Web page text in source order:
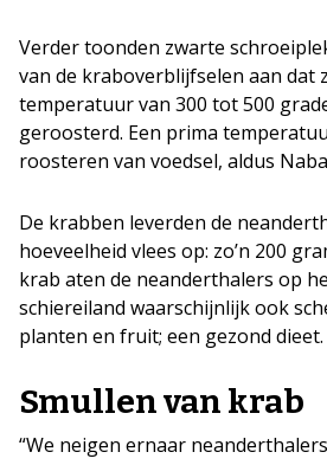
Verder toonden zwarte
van de kraboverblijfselen aan dat
temperatuur van 300 tot 500
geroosterd. Een prima
roosteren van voedsel, aldus
De krabben leverden de
hoeveelheid vlees op: zo’n 200
krab aten de neanderthalers op
schiereiland waarschijnlijk ook
planten en fruit; een gezond dieet.
Smullen van krab
“We neigen ernaar